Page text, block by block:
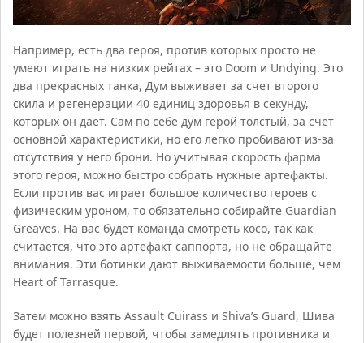
Например, есть два героя, против которых просто не
умеют играть на низких рейтах – это Doom и Undying. Это
два прекрасных танка, Дум выживает за счет второго
скила и регенерации 40 единиц здоровья в секунду,
которых он дает. Сам по себе дум герой толстый, за счет
основной характеристики, но его легко пробивают из-за
отсутствия у него брони. Но учитывая скорость фарма
этого героя, можно быстро собрать нужные артефакты.
Если против вас играет большое количество героев с
физическим уроном, то обязательно собирайте Guardian
Greaves. На вас будет команда смотреть косо, так как
считается, что это артефакт саппорта, но не обращайте
внимания. Эти ботинки дают выживаемости больше, чем
Heart of Tarrasque.
Затем можно взять Assault Cuirass и Shiva’s Guard, Шива
будет полезней первой, чтобы замедлять противника и